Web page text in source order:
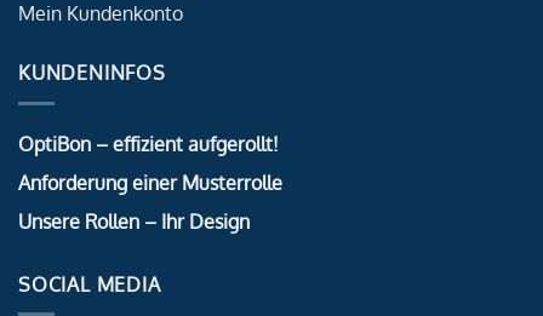
Mein Kundenkonto
KUNDENINFOS
OptiBon – effizient aufgerollt!
Anforderung einer Musterrolle
Unsere Rollen – Ihr Design
SOCIAL MEDIA